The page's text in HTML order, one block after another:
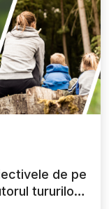
de pe
tururilor